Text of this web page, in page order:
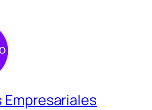
Empresariales